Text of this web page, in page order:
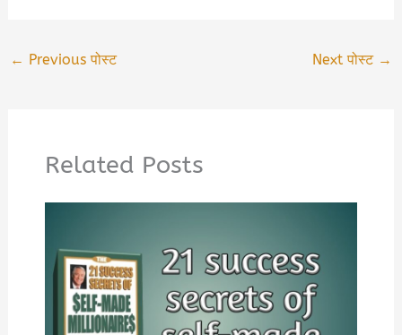
← Previous पोस्ट Next पोस्ट →
Related Posts